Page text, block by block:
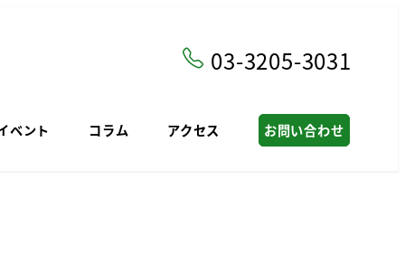
03-3205-3031
ベント コラム アクセス お問い合わせ